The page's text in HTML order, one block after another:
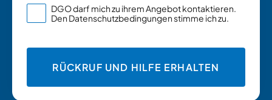
DGO darf mich zu ihrem Angebot kontaktieren.
Den Datenschutzbedingungenstimme ich zu.